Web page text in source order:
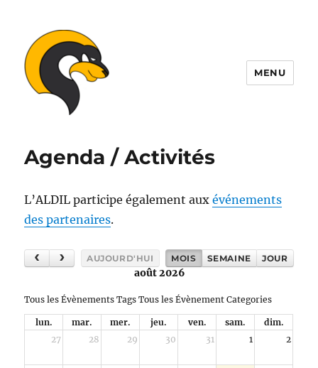
MENU
Agenda / Activités
L’ALDIL participe également auxévénements
des partenaires.
AUJOURD'HUI MOIS SEMAINE JOUR
août 2026
Tous les Évènements Tags Tous les Évènement Categories
lun. mar. mer. jeu. ven. sam.
dim.
27
28 29 30 31 1 2